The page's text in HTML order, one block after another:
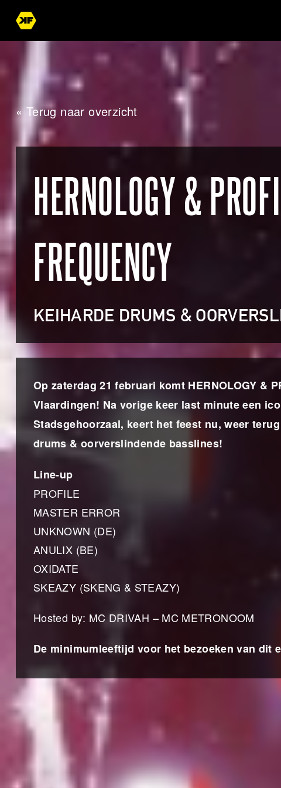
« Terug naar overzicht
HERNOLOGY &
FREQUENCY
KEIHARDE DRUMS &
Op zaterdag 21 februari komt HERNOLOGY &
Vlaardingen! Na vorige keer last minute een
Stadsgehoorzaal, keert het feest nu, weer
drums & oorverslindende basslines!
Line-up
PROFILE
MASTER ERROR
UNKNOWN (DE)
ANULIX (BE)
OXIDATE
SKEAZY (SKENG & STEAZY)
Hosted by: MC DRIVAH – MC METRONOOM
De minimumleeftijd voor het bezoeken van dit